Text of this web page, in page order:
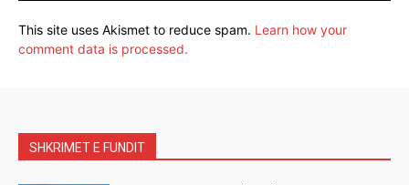
This site uses Akismet to reduce spam. Learn how your
comment data is processed.
SHKRIMET E FUNDIT